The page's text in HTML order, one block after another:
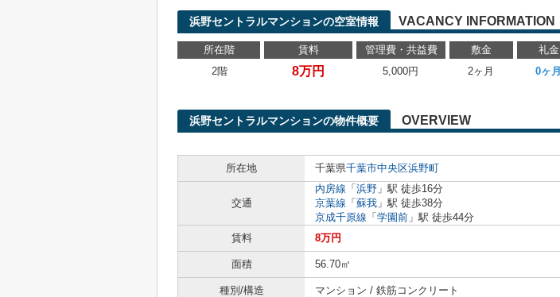
浜野セントラルマンションの空室情報 VACANCY INFORMATION
所在階 賃料 管理費・共益費 敷金 礼金
2階
8万円 5,000円 2ヶ月 0ヶ月
浜野セントラルマンションの物件概要 OVERVIEW
所在地
千葉県千葉市中央区浜野町
交通
内房線 「 浜野 」駅 徒歩16分
京葉線 「 蘇我 」駅 徒歩38分
京成千原線 「 学園前 」駅 徒歩44分
賃料
8万円
面積 56.70㎡
種別/構造 マンション / 鉄筋コンクリート